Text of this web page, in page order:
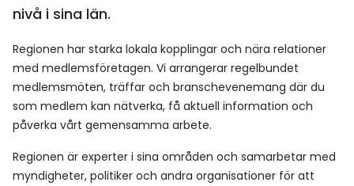
nivå i sina län.
Regionen har starka lokala kopplingar och nära relationer
med medlemsföretagen. Vi arrangerar regelbundet
medlemsmöten, träffar och branschevenemang där du
som medlem kan nätverka, få aktuell information och
påverka vårt gemensamma arbete.
Regionen är experter i sina områden och samarbetar med
myndigheter, politiker och andra organisationer för att